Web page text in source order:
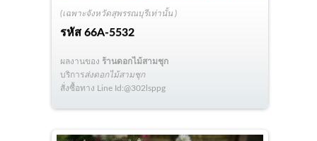
(เฉพาะจังหวัดสุพรรณบุรีเท่านั้น )
รหัส66A-5532
ผลงานของ ร้านดอกไม้สามชุก
บริการส่งดอกไม้สามชุก
สั่งซื้อทาง Line Id:@302lsppg